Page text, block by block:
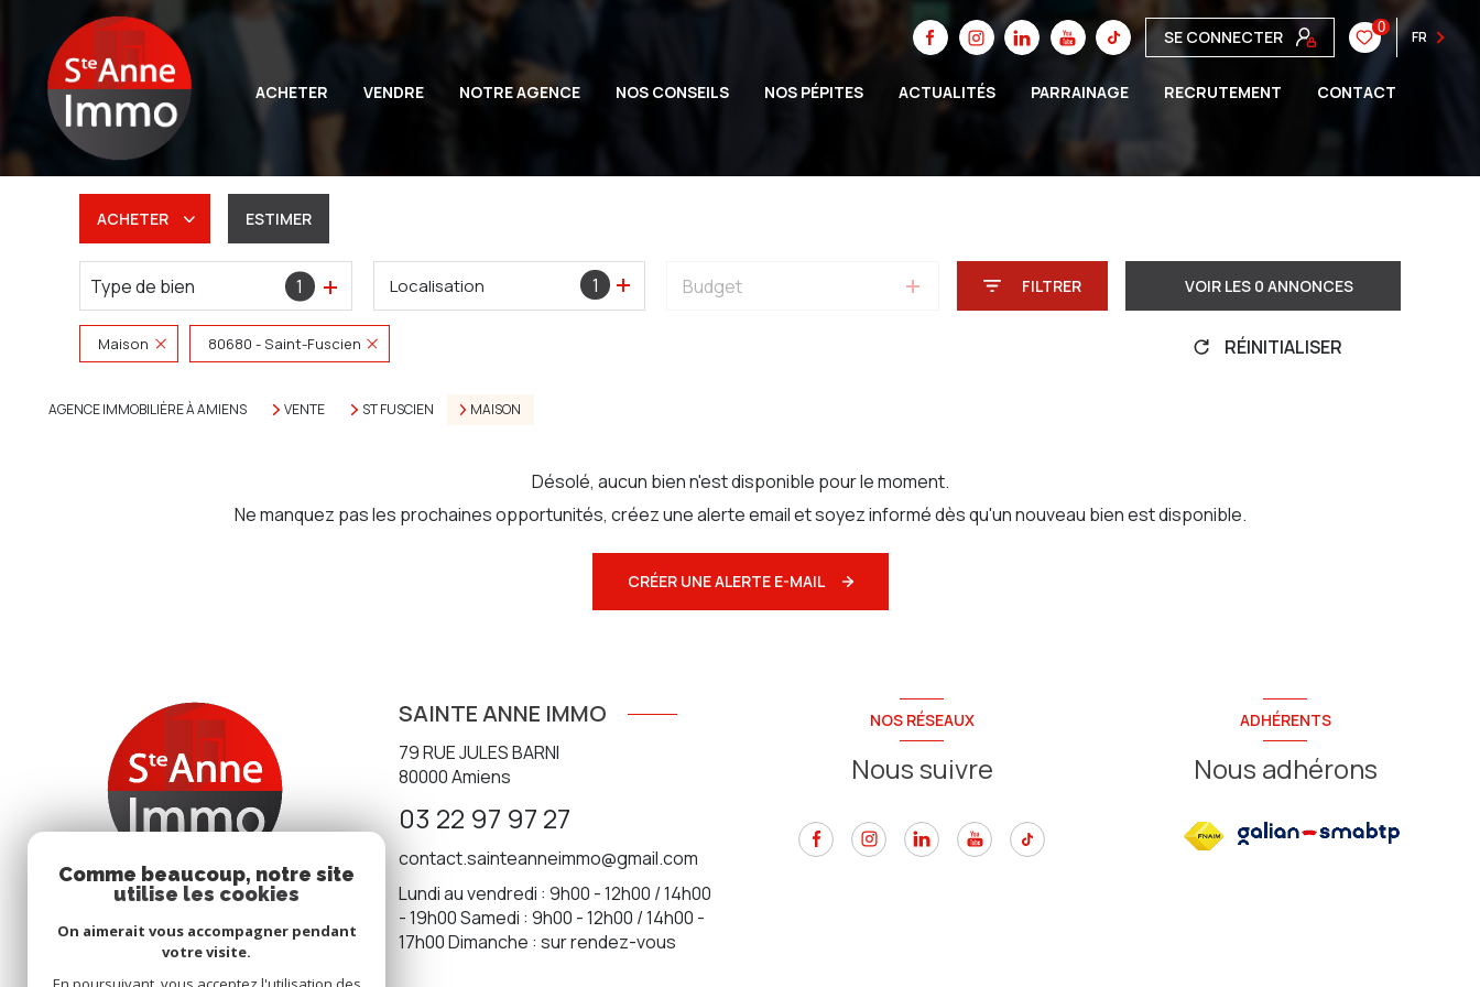
SE CONNECTER 0
FR
ACHETER VENDRE NOTRE AGENCE NOS CONSEILS NOS PÉPITES ACTUALITÉS PARRAINAGE RECRUTEMENT CONTACT
ACHETER
De l'ancien
Du neuf
De l'immo pro
ESTIMER
Type de bien 1 1
Localisation Budget FILTRER VOIR LES 0 ANNONCES
Maison 80680 - Saint-Fuscien RÉINITIALISER
AGENCE IMMOBILIÈRE À AMIENS VENTE ST FUSCIEN MAISON
Désolé, aucun bien n'est disponible pour le moment.
Ne manquez pas les prochaines opportunités, créez une alerte email et soyez informé dès qu'un nouveau bien est disponible.
CRÉER UNE ALERTE E-MAIL
SAINTE ANNE IMMO
79 RUE JULES BARNI
80000Amiens
03 22 97 97 27
contact.sainteanneimmo@gmail.com
Lundi au vendredi : 9h00 - 12h00 / 14h00
- 19h00 Samedi : 9h00 - 12h00 / 14h00 -
17h00 Dimanche : sur rendez-vous
NOS RÉSEAUX
Nous suivre
ADHÉRENTS
Nous adhérons
Comme beaucoup, notre site
utilise les cookies
On aimerait vous accompagner pendant
votre visite.